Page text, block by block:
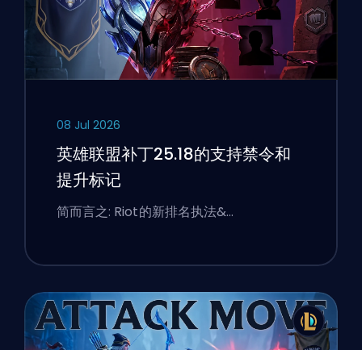
08 Jul 2026
英雄联盟补丁25.18的支持禁令和
提升标记
简而言之: Riot的新排名执法&…